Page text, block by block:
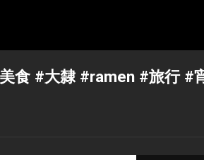
食 #大隸 #ramen #旅行 #